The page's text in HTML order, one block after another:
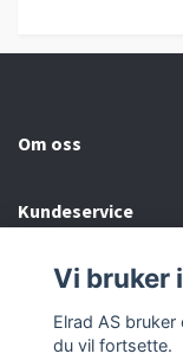
Om oss
Kundeservice
Sosiale medier
Vi bruker
Elrad AS
du vil fortsette.